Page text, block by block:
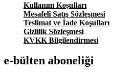
Kullanım Koşulları
Mesafeli Satış Sözleşmesi
Teslimat ve İade Koşulları
Gizlilik Sözleşmesi
KVKK Bilgilendirmesi
e-bülten aboneliği